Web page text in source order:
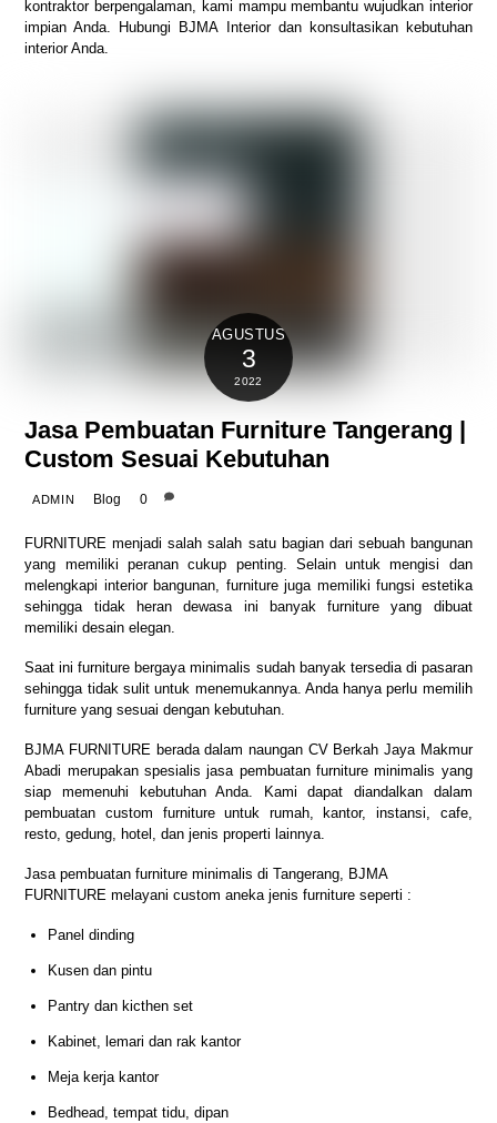
kontraktor berpengalaman, kami mampu membantu wujudkan interior
impian Anda. Hubungi BJMA Interior dan konsultasikan kebutuhan
interior Anda.
AGUSTUS
3
2022
Jasa Pembuatan Furniture Tangerang |
Custom Sesuai Kebutuhan
ADMIN Blog 0
FURNITURE menjadi salah salah satu bagian dari sebuah bangunan
yang memiliki peranan cukup penting. Selain untuk mengisi dan
melengkapi interior bangunan, furniture juga memiliki fungsi estetika
sehingga tidak heran dewasa ini banyak furniture yang dibuat
memiliki desain elegan.
Saat ini furniture bergaya minimalis sudah banyak tersedia di pasaran
sehingga tidak sulit untuk menemukannya. Anda hanya perlu memilih
furniture yang sesuai dengan kebutuhan.
BJMA FURNITURE berada dalam naungan CV Berkah Jaya Makmur
Abadi merupakan spesialis jasa pembuatan furniture minimalis yang
siap memenuhi kebutuhan Anda. Kami dapat diandalkan dalam
pembuatan custom furniture untuk rumah, kantor, instansi, cafe,
resto, gedung, hotel, dan jenis properti lainnya.
Jasa pembuatan furniture minimalis di Tangerang, BJMA
FURNITURE melayani custom aneka jenis furniture seperti :
Panel dinding
Kusen dan pintu
Pantry dan kicthen set
Kabinet, lemari dan rak kantor
Meja kerja kantor
Bedhead, tempat tidu, dipan